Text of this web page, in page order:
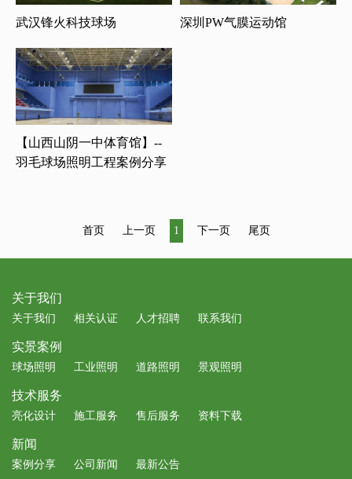
武汉锋火科技球场 深圳PW气膜运动馆
【山西山阴一中体育馆】--
羽毛球场照明工程案例分享
首页 上一页 1 下一页 尾页
关于我们
关于我们 相关认证 人才招聘 联系我们
实景案例
球场照明 工业照明 道路照明 景观照明
技术服务
亮化设计 施工服务 售后服务 资料下载
新闻
案例分享 公司新闻 最新公告